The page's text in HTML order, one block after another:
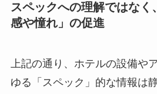
スペックへの理解ではなく
感や憧れ」の促進
上記の通り、ホテルの設備や
ゆる「スペック」的な情報は